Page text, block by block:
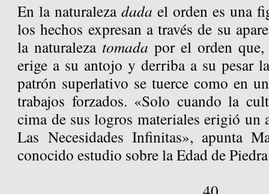
En la naturaleza dada el orden es una
los hechos expresan a través de su
la naturaleza tomada por el orden
erige a su antojo y derriba a su pesar
patrón superlativo se tuerce como en
trabajos forzados. «Solo cuando la
cima de sus logros materiales erigió un
Las Necesidades Infinitas», apunta
conocido estudio sobre la Edad de